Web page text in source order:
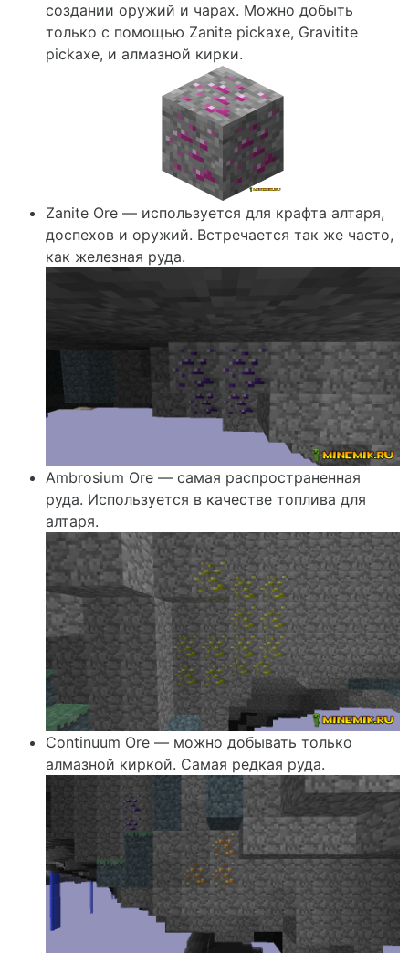
создании оружий и чарах. Можно добыть
только с помощью Zanite pickaxe, Gravitite
pickaxe, и алмазной кирки.
Zanite Ore — используется для крафта алтаря,
доспехов и оружий. Встречается так же часто,
как железная руда.
Ambrosium Ore — самая распространенная
руда. Используется в качестве топлива для
алтаря.
Continuum Ore — можно добывать только
алмазной киркой. Самая редкая руда.